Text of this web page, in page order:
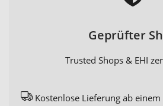
Geprüfter
Trusted Shops & EHI
Kostenlose Lieferung ab